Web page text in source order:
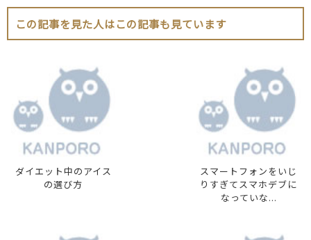
この記事を見た人はこの記事も見ています
ダイエット中のアイス
の選び方
スマートフォンをいじ
りすぎてスマホデブに
なっていな...